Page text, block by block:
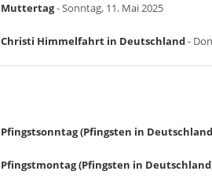
Muttertag- Sonntag, 11. Mai 2025
Christi Himmelfahrt in Deutschland-
Pfingstsonntag (Pfingsten in
Pfingstmontag (Pfingsten in